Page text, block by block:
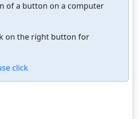
of a button on a computer
on the right button for
click